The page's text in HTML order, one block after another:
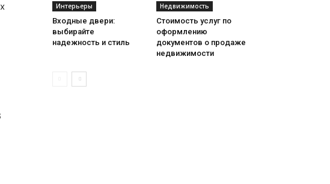
Интерьеры
Входные двери:
выбирайте
надежность и стиль
Недвижимость
Стоимость услуг по
оформлению
документов о продаже
недвижимости